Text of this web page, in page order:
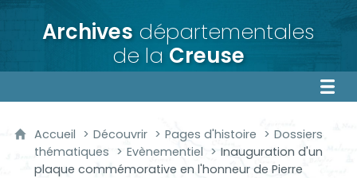
Archives départementales
de la Creuse
Accueil Découvrir Pages d'histoire
Dossiers
thématiques
Evènementiel
Inauguration d'un
plaque commémorative en l'honneur de Pierre